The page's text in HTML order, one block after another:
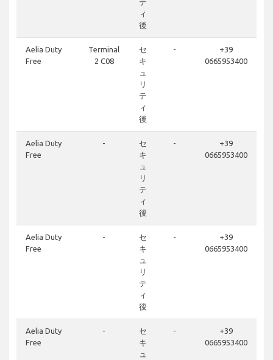
ィ
後
Aelia Duty
Free
Terminal
2 C08
セ
キ
ュ
リ
テ
ィ
後
-
+39
0665953400
Aelia Duty
Free
-
セ
キ
ュ
リ
テ
ィ
後
-
+39
0665953400
Aelia Duty
Free
-
セ
キ
ュ
リ
テ
ィ
後
-
+39
0665953400
Aelia Duty
Free
-
セ
キ
ュ
-
+39
0665953400